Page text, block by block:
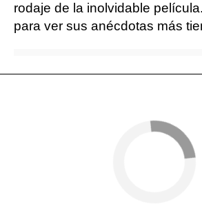
rodaje de la inolvidable película.
para ver sus anécdotas más